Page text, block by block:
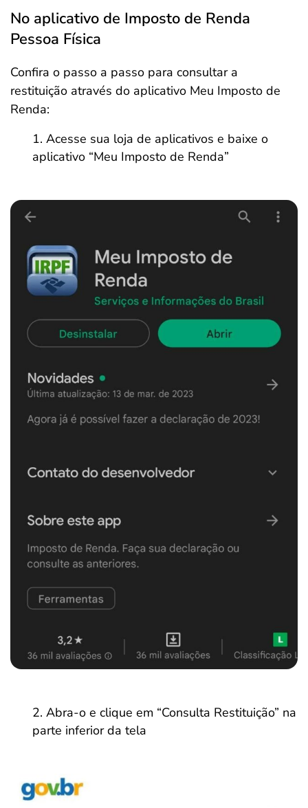
No aplicativo de Imposto de Renda
Pessoa Física
Confira o passo a passo para consultar a
restituição através do aplicativo Meu Imposto de
Renda:
Acesse sua loja de aplicativos e baixe o
aplicativo “Meu Imposto de Renda”
Abra-o e clique em “Consulta Restituição” na
parte inferior da tela